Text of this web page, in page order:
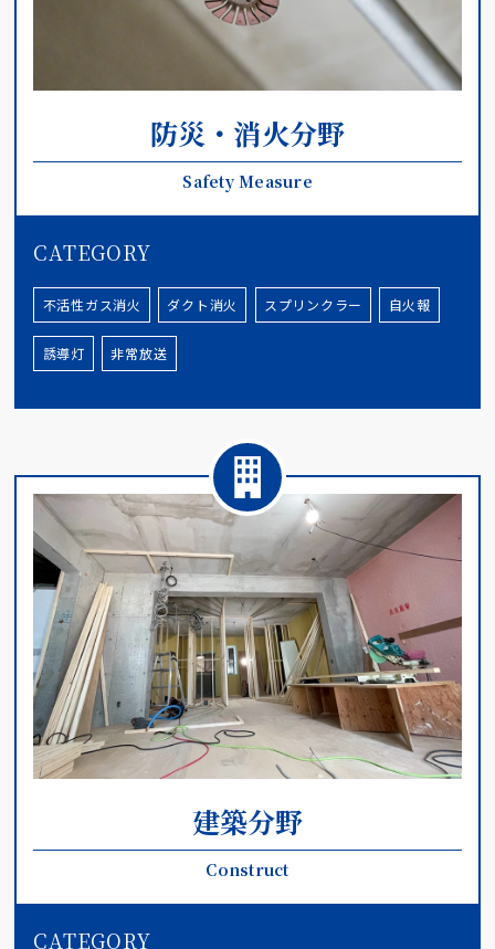
防災・消火分野
Safety Measure
CATEGORY
不活性ガス消火 ダクト消火 スプリンクラー 自火報
誘導灯 非常放送
建築分野
Construct
CATEGORY